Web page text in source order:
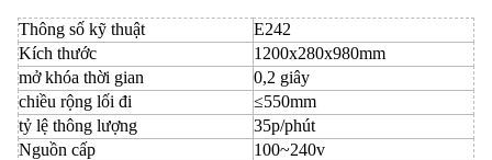
Thông số kỹ thuật
E242
Kích thước
1200x280x980mm
mở khóa thời gian
0,2 giây
chiều rộng lối đi
≤550mm
tỷ lệ thông lượng
35p/phút
Nguồn cấp
100~240v